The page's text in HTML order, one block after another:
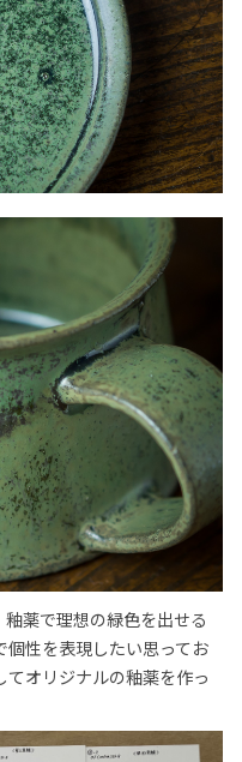
釉薬で理想の緑色を出せる
個性を表現したい思ってお
オリジナルの釉薬を作っ